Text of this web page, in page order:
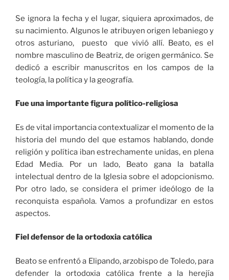
Se ignora la fecha y el lugar, siquiera aproximados, de
su nacimiento. Algunos le atribuyen origen lebaniego y
otros asturiano, puesto que vivió allí. Beato, es el
nombre masculino de Beatriz, de origen germánico. Se
dedicó a escribir manuscritos en los campos de la
teología, la política y la geografía.
Fue una importante figura político-religiosa
Es de vital importancia contextualizar el momento de la
historia del mundo del que estamos hablando, donde
religión y política iban estrechamente unidas, en plena
Edad Media. Por un lado, Beato gana la batalla
intelectual dentro de la Iglesia sobre el adopcionismo.
Por otro lado, se considera el primer ideólogo de la
reconquista española. Vamos a profundizar en estos
aspectos.
Fiel defensor de la ortodoxia católica
Beato se enfrentó a Elipando, arzobispo de Toledo, para
defender la ortodoxia católica frente a la herejía